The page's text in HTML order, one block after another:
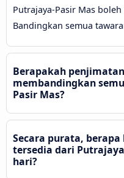
Putrajaya-Pasir Mas
Bandingkan semua
Berapakah
membandingkan
Pasir Mas?
Secara purata,
tersedia dari
hari?